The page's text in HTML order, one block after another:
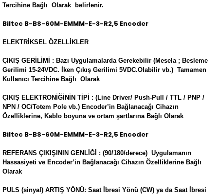
Tercihine Bağlı Olarak belirlenir.
Biltec B-BS-60M-EMMM-E-3-R2,5 Encoder
ELEKTRİKSEL ÖZELLİKLER
ÇIKIŞ GERİLİMİ : Bazı Uygulamalarda Gerekebilir (Mesela ; Besleme
Gerilimi 15-24VDC. İken Çıkış Gerilimi 5VDC.Olabilir vb.) Tamamen
Kullanıcı Tercihine Bağlı Olarak
ÇIKIŞ ELEKTRONİĞİNİN TİPİ : (Line Driver/ Push-Pull / TTL / PNP /
NPN / OC/Totem Pole vb.) Encoder’in Bağlanacağı Cihazın
Özelliklerine, Kablo boyuna ve ortam şartlarına Bağlı Olarak
Biltec B-BS-60M-EMMM-E-3-R2,5 Encoder
REFERANS ÇIKIŞININ GENLİĞİ : (90/180/derece) Uygulamanın
Hassasiyeti ve Encoder’in Bağlanacağı Cihazın Özelliklerine Bağlı
Olarak
PULS (sinyal) ARTIŞ YÖNÜ: Saat İbresi Yönü (CW) ya da Saat İbresi